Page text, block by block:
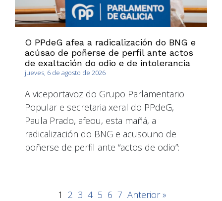
O PPdeG afea a radicalización do BNG e
acúsao de poñerse de perfil ante actos
de exaltación do odio e de intolerancia
jueves, 6 de agosto de 2026
A viceportavoz do Grupo Parlamentario
Popular e secretaria xeral do PPdeG,
Paula Prado, afeou, esta mañá, a
radicalización do BNG e acusouno de
poñerse de perfil ante “actos de odio”:
1 2 3 4 5 6 7 Anterior »